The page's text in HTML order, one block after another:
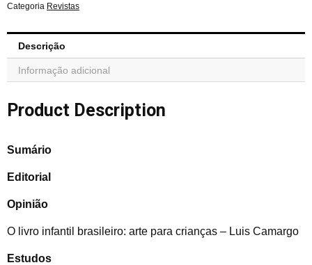
Categoria Revistas
Descrição
Informação adicional
Product Description
Sumário
Editorial
Opinião
O livro infantil brasileiro: arte para crianças – Luis Camargo
Estudos